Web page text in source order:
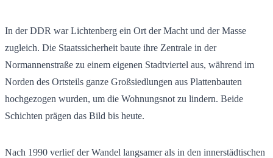
In der DDR war Lichtenberg ein Ort der Macht und der Masse
zugleich. Die Staatssicherheit baute ihre Zentrale in der
Normannenstraße zu einem eigenen Stadtviertel aus, während im
Norden des Ortsteils ganze Großsiedlungen aus Plattenbauten
hochgezogen wurden, um die Wohnungsnot zu lindern. Beide
Schichten prägen das Bild bis heute.
Nach 1990 verlief der Wandel langsamer als in den innerstädtischen